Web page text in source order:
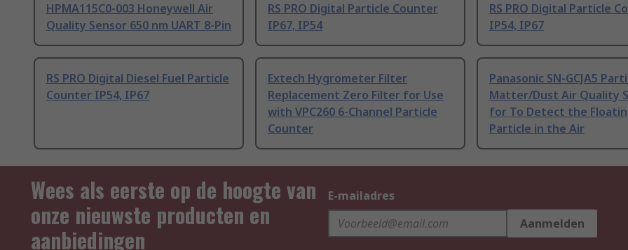
HPMA115C0-003 Honeywell Air
Quality Sensor 650 nm UART 8-Pin
RS PRO Digital Particle Counter
IP67, IP54
RS PRO Digital Particle
IP54, IP67
RS PRO Digital Diesel Fuel Particle
Counter IP54, IP67
Extech Hygrometer Filter
Replacement Zero Filter for Use
with VPC260 6-Channel Particle
Counter
Panasonic SN-GCJA5
Matter/Dust Air Quality
for To Detect the
Particle in the Air
Wees als eerste op de hoogte van
onze nieuwste producten en
aanbiedingen
E-mailadres
Aanmelden